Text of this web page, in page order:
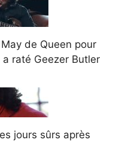
de Queen pour
raté Geezer Butler
jours sûrs après